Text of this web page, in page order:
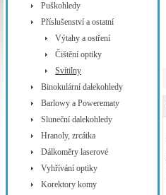
Puškohledy
Příslušenství a ostatní
Výtahy a ostření
Čištění optiky
Svítilny
Binokulární dalekohledy
Barlowy a Powerematy
Sluneční dalekohledy
Hranoly, zrcátka
Dálkoměry laserové
Vyhřívání optiky
Korektory komy